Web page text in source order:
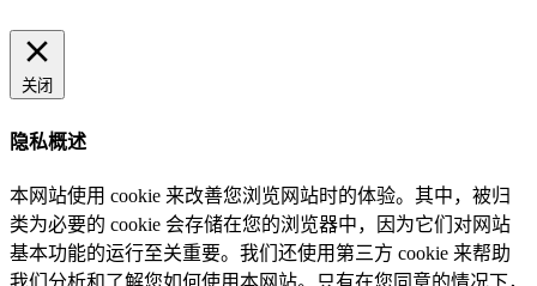
关闭
隐私概述
本网站使用 cookie 来改善您浏览网站时的体验。其中，被归
类为必要的 cookie 会存储在您的浏览器中，因为它们对网站
基本功能的运行至关重要。我们还使用第三方 cookie 来帮助
我们分析和了解您如何使用本网站。只有在您同意的情况下，